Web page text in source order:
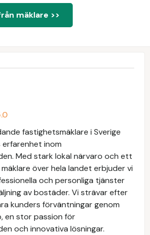
mäklare >>
fastighetsmäklare i Sverige
inom
Med stark lokal närvaro och ett
över hela landet erbjuder vi
och personliga tjänster
av bostäder. Vi strävar efter
kunders förväntningar genom
en stor passion för
och innovativa lösningar.